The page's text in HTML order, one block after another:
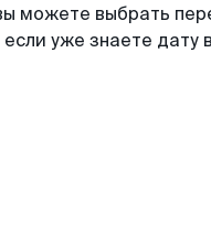
можете выбрать
если уже знаете дату